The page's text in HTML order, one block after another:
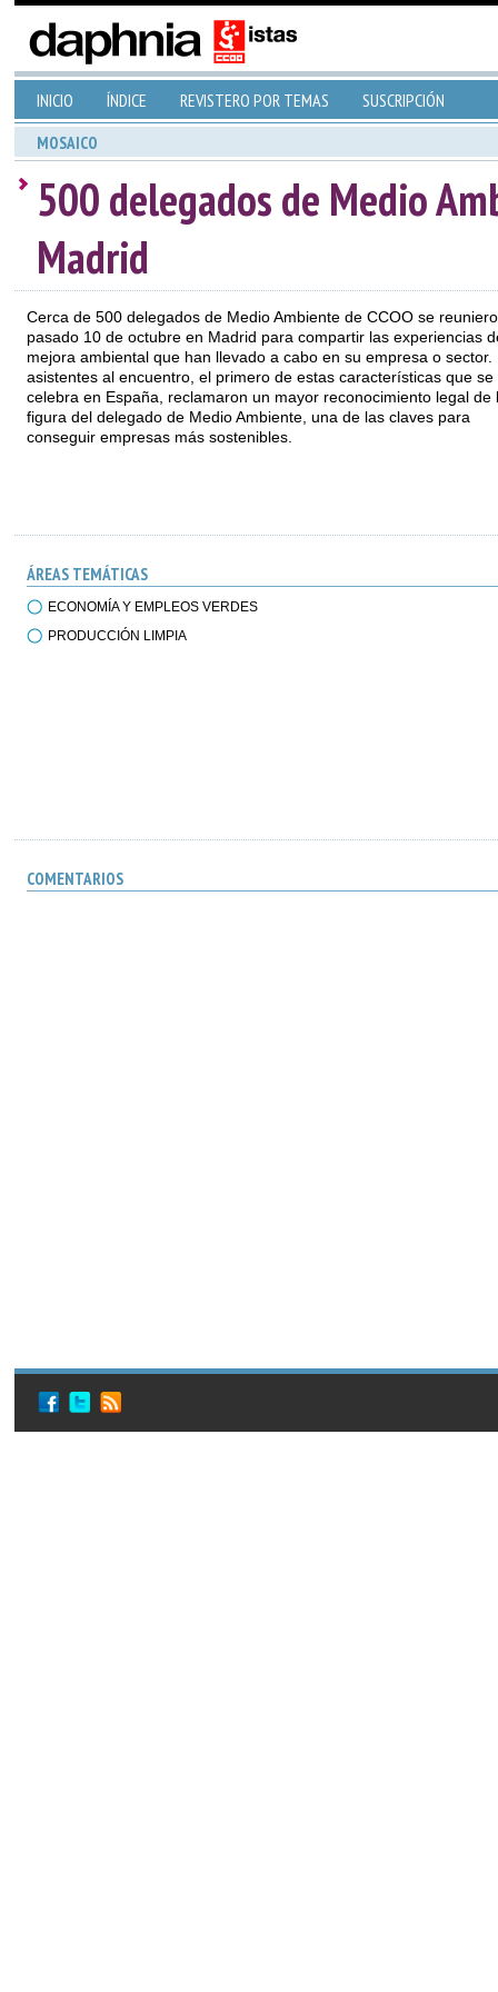
INICIO ÍNDICE REVISTERO POR TEMAS SUSCRIPCIÓN
MOSAICO
500 delegados de Medio
Madrid
Cerca de 500 delegados de Medio Ambiente de CCOO se
pasado 10 de octubre en Madrid para compartir las experiencias
mejora ambiental que han llevado a cabo en su empresa o sector.
asistentes al encuentro, el primero de estas características que se
celebra en España, reclamaron un mayor reconocimiento legal de
figura del delegado de Medio Ambiente, una de las claves para
conseguir empresas más sostenibles.
ÁREAS TEMÁTICAS
ECONOMÍA Y EMPLEOS VERDES
PRODUCCIÓN LIMPIA
COMENTARIOS